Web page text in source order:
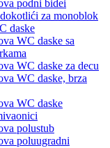
podni bidei
za monoblok
daske
WC daske sa
WC daske za decu
WC daske, brza
WC daske
polustub
poluugradni